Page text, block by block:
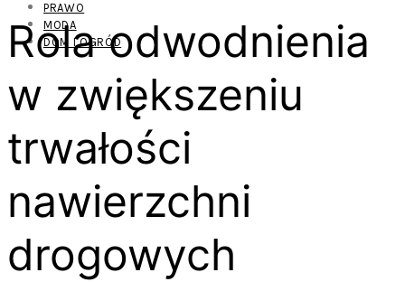
PRAWO
MODA
DOM I OGRÓD
Rola odwodnienia
w zwiększeniu
trwałości
nawierzchni
drogowych